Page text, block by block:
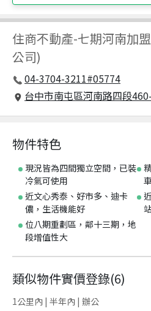
住商不動產-七期河南加
公司)
04-3704-3211#05774
台中市南屯區河南路四段
物件特色
現況皆為四間獨立空間，已裝
冷氣可使用
近文心秀泰、好市多、迪卡
儂，生活機能好
位八期重劃區，鄰十三期，地
段增值性大
類似物件實價登錄(6)
1公里內 | 半年內 | 辦公